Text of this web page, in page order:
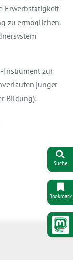
Erwerbstätigkeit
zu ermöglichen.
Instrument zur
junger
Bildung):
Suche
Bookmark